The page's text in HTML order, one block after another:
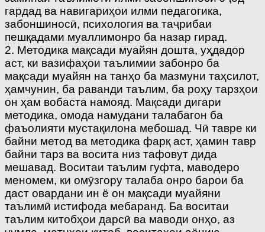
гардад ва навигариҳои илми педагогика,
забоншиносӣ, психология ва таҷрибаи
пешқадами муаллимонро ба назар гирад.
2. Методика мақсади муайян дошта, уҳдадор
аст, ки вазифаҳои таълимии забонро ба
мақсади муайян на танҳо ба мазмуни таҳсилот,
ҳамчунин, ба раванди таълим, ба роҳу тарзҳои
он ҳам вобаста намояд. Мақсади дигари
методика, омода намудани талабагон ба
фаъолияти мустақилона мебошад. Чӣ тавре ки
байни метод ва методика фарқ аст, ҳамин тавр
байни тарз ва восита низ тафовут дида
мешавад. Воситаи таълим гуфта, маводеро
меномем, ки омӯзгору талаба онро барои ба
даст овардани ин ё он мақсади муайяни
таълимӣ истифода мебаранд. Ба воситаи
таълим китобҳои дарсӣ ва маводи онҳо, аз